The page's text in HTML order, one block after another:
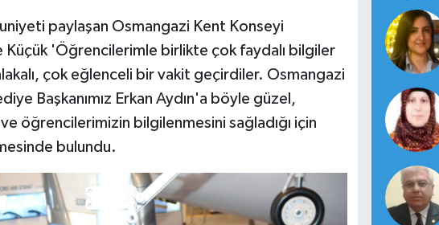
paylaşan Osmangazi Kent Konseyi
Küçük 'Öğrencilerimle birlikte çok faydalı bilgiler
çok eğlenceli bir vakit geçirdiler. Osmangazi
Başkanımız Erkan Aydın'a böyle güzel,
öğrencilerimizin bilgilenmesini sağladığı için
bulundu.